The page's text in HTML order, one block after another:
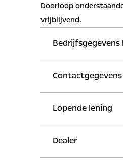
Doorloop
vrijblijvend.
Bedrijfsgegevens
KVK-nummer
Geslacht
Lopende lening
Financial Services?
Dealer